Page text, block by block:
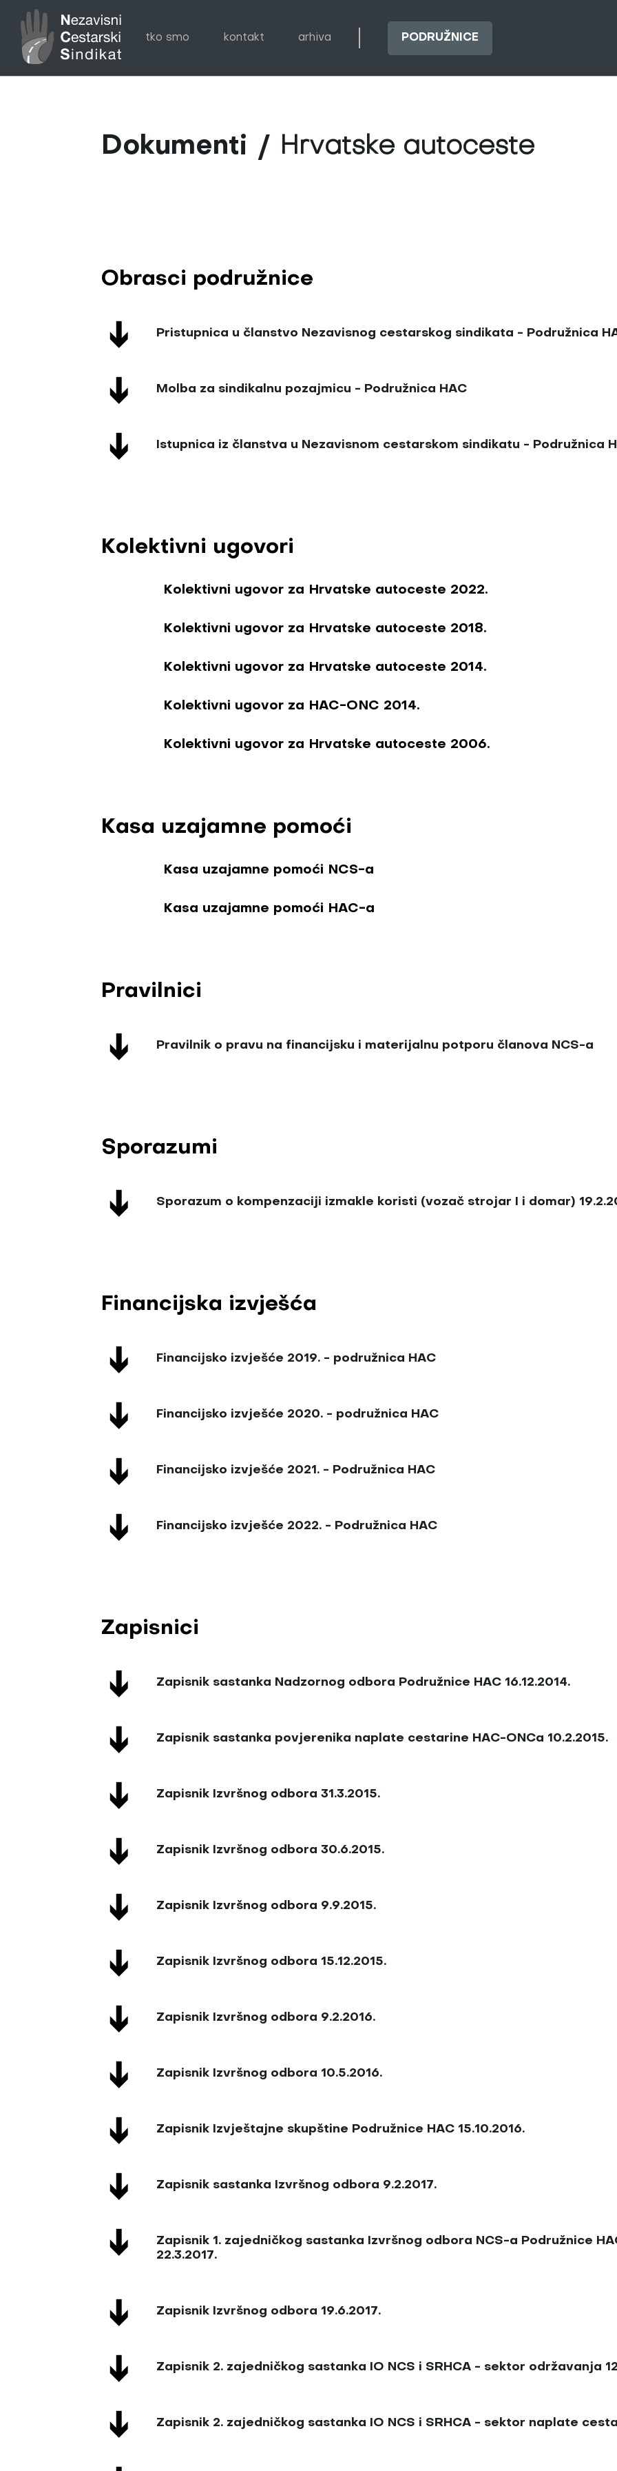
tko smo kontakt arhiva PODRUŽNICE
Dokumenti Hrvatske autoceste
Obrasci podružnice
Pristupnica u članstvo Nezavisnog cestarskog sindikata - Podružnica
Molba za sindikalnu pozajmicu - Podružnica HAC
Istupnica iz članstva u Nezavisnom cestarskom sindikatu - Podružnica
Kolektivni ugovori
Kolektivni ugovor za Hrvatske autoceste 2022.
Kolektivni ugovor za Hrvatske autoceste 2018.
Kolektivni ugovor za Hrvatske autoceste 2014.
Kolektivni ugovor za HAC-ONC 2014.
Kolektivni ugovor za Hrvatske autoceste 2006.
Kasa uzajamne pomoći
Kasa uzajamne pomoći NCS-a
Kasa uzajamne pomoći HAC-a
Pravilnici
Pravilnik o pravu na financijsku i materijalnu potporu članova NCS-a
Sporazumi
Sporazum o kompenzaciji izmakle koristi (vozač strojar I i domar)
Financijska izvješća
Financijsko izvješće 2019. - podružnica HAC
Financijsko izvješće 2020. - podružnica HAC
Financijsko izvješće 2021. - Podružnica HAC
Financijsko izvješće 2022. - Podružnica HAC
Zapisnici
Zapisnik sastanka Nadzornog odbora Podružnice HAC 16.12.2014.
Zapisnik sastanka povjerenika naplate cestarine HAC-ONCa 10.2.2015.
Zapisnik Izvršnog odbora 31.3.2015.
Zapisnik Izvršnog odbora 30.6.2015.
Zapisnik Izvršnog odbora 9.9.2015.
Zapisnik Izvršnog odbora 15.12.2015.
Zapisnik Izvršnog odbora 9.2.2016.
Zapisnik Izvršnog odbora 10.5.2016.
Zapisnik Izvještajne skupštine Podružnice HAC 15.10.2016.
Zapisnik sastanka Izvršnog odbora 9.2.2017.
Zapisnik 1. zajedničkog sastanka Izvršnog odbora NCS-a Podružnice
22.3.2017.
Zapisnik Izvršnog odbora 19.6.2017.
Zapisnik 2. zajedničkog sastanka IO NCS i SRHCA - sektor održavanja
Zapisnik 2. zajedničkog sastanka IO NCS i SRHCA - sektor naplate